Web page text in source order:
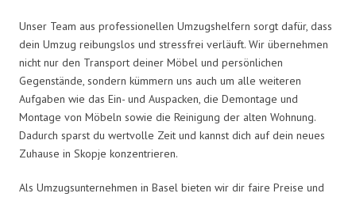
Unser Team aus professionellen Umzugshelfern sorgt dafür, dass
dein Umzug reibungslos und stressfrei verläuft. Wir übernehmen
nicht nur den Transport deiner Möbel und persönlichen
Gegenstände, sondern kümmern uns auch um alle weiteren
Aufgaben wie das Ein- und Auspacken, die Demontage und
Montage von Möbeln sowie die Reinigung der alten Wohnung.
Dadurch sparst du wertvolle Zeit und kannst dich auf dein neues
Zuhause in Skopje konzentrieren.
Als Umzugsunternehmen in Basel bieten wir dir faire Preise und